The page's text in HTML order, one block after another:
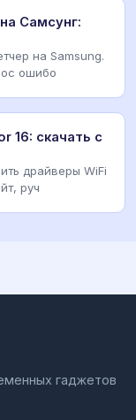
Самсунг:
на Samsung.
ошибо
16: скачать с
драйверы WiFi
руч
гаджетов